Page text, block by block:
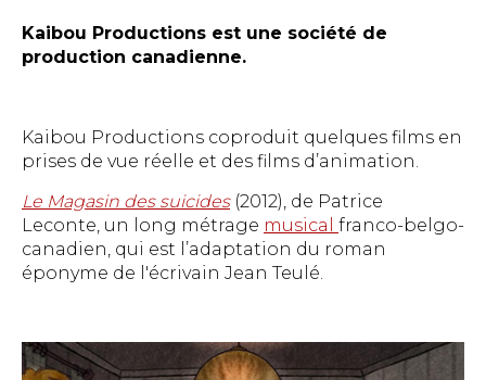
Kaibou Productions est une société de
production canadienne.
Kaibou Productions coproduit quelques films en
prises de vue réelle et des films d’animation.
Le Magasin des suicides(2012), de Patrice
Leconte, un long métrage musical franco-belgo-
canadien, qui est l’adaptation du roman
éponyme de l'écrivain Jean Teulé.